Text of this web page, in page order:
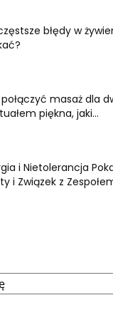
błędy w
masaż dla
piękna, jaki...
i Nietolerancja
i Związek z